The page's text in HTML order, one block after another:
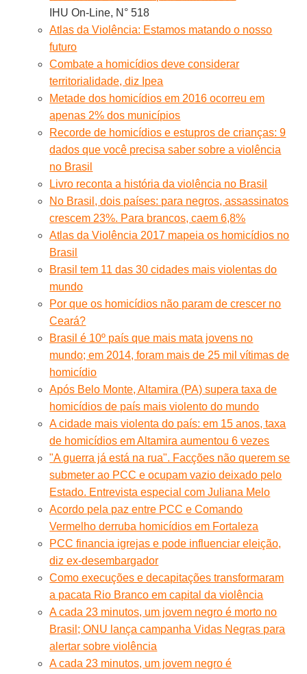
IHU On-Line, N° 518
Atlas da Violência: Estamos matando o nosso
futuro
Combate a homicídios deve considerar
territorialidade, diz Ipea
Metade dos homicídios em 2016 ocorreu em
apenas 2% dos municípios
Recorde de homicídios e estupros de crianças: 9
dados que você precisa saber sobre a violência
no Brasil
Livro reconta a história da violência no Brasil
No Brasil, dois países: para negros, assassinatos
crescem 23%. Para brancos, caem 6,8%
Atlas da Violência 2017 mapeia os homicídios no
Brasil
Brasil tem 11 das 30 cidades mais violentas do
mundo
Por que os homicídios não param de crescer no
Ceará?
Brasil é 10º país que mais mata jovens no
mundo; em 2014, foram mais de 25 mil vítimas de
homicídio
Após Belo Monte, Altamira (PA) supera taxa de
homicídios de país mais violento do mundo
A cidade mais violenta do país: em 15 anos, taxa
de homicídios em Altamira aumentou 6 vezes
"A guerra já está na rua". Facções não querem se
submeter ao PCC e ocupam vazio deixado pelo
Estado. Entrevista especial com Juliana Melo
Acordo pela paz entre PCC e Comando
Vermelho derruba homicídios em Fortaleza
PCC financia igrejas e pode influenciar eleição,
diz ex-desembargador
Como execuções e decapitações transformaram
a pacata Rio Branco em capital da violência
A cada 23 minutos, um jovem negro é morto no
Brasil; ONU lança campanha Vidas Negras para
alertar sobre violência
A cada 23 minutos, um jovem negro é